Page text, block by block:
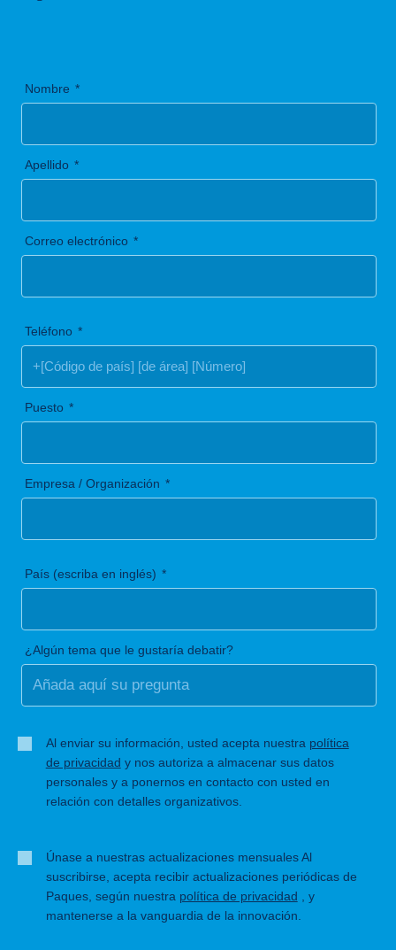
Nombre
Apellido
Correo electrónico
Teléfono
Puesto
Empresa / Organización
País (escriba en inglés)
¿Algún tema que le gustaría debatir?
Al enviar su información, usted acepta nuestra política
de privacidad y nos autoriza a almacenar sus datos
personales y a ponernos en contacto con usted en
relación con detalles organizativos.
Únase a nuestras actualizaciones mensuales Al
suscribirse, acepta recibir actualizaciones periódicas de
Paques, según nuestra política de privacidad , y
mantenerse a la vanguardia de la innovación.